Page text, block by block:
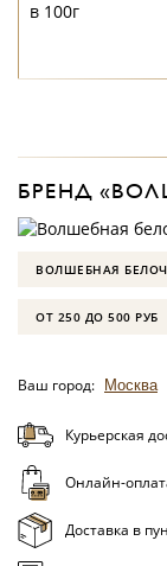
в 100г
БРЕНД
ВОЛШЕБНАЯ
ОТ 250 ДО 500 РУБ
Ваш город: Москва
Курьерская
Онлайн-
Доставка в